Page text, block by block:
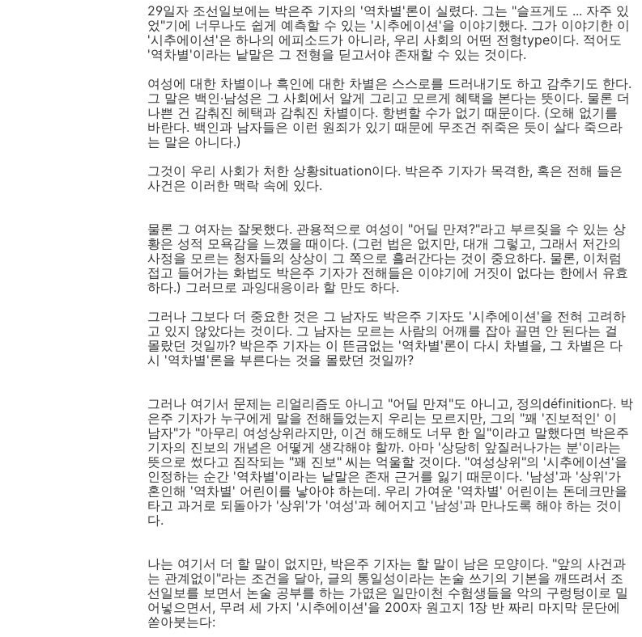
29일자 조선일보에는 박은주 기자의 '역차별'론이 실렸다. 그는 "슬프게도 ... 자주 있
었"기에 너무나도 쉽게 예측할 수 있는 '시추에이션'을 이야기했다. 그가 이야기한 이
'시추에이션'은 하나의 에피소드가 아니라, 우리 사회의 어떤 전형type이다. 적어도
'역차별'이라는 낱말은 그 전형을 딛고서야 존재할 수 있는 것이다.
여성에 대한 차별이나 흑인에 대한 차별은 스스로를 드러내기도 하고 감추기도 한다.
그 말은 백인·남성은 그 사회에서 알게 그리고 모르게 혜택을 본다는 뜻이다. 물론 더
나쁜 건 감춰진 헤택과 감춰진 차별이다. 항변할 수가 없기 때문이다. (오해 없기를
바란다. 백인과 남자들은 이런 원죄가 있기 때문에 무조건 쥐죽은 듯이 살다 죽으라
는 말은 아니다.)
그것이 우리 사회가 처한 상황situation이다. 박은주 기자가 목격한, 혹은 전해 들은
사건은 이러한 맥락 속에 있다.
물론 그 여자는 잘못했다. 관용적으로 여성이 "어딜 만져?"라고 부르짖을 수 있는 상
황은 성적 모욕감을 느꼈을 때이다. (그런 법은 없지만, 대개 그렇고, 그래서 저간의
사정을 모르는 청자들의 상상이 그 쪽으로 흘러간다는 것이 중요하다. 물론, 이처럼
접고 들어가는 화법도 박은주 기자가 전해들은 이야기에 거짓이 없다는 한에서 유효
하다.) 그러므로 과잉대응이라 할 만도 하다.
그러나 그보다 더 중요한 것은 그 남자도 박은주 기자도 '시추에이션'을 전혀 고려하
고 있지 않았다는 것이다. 그 남자는 모르는 사람의 어깨를 잡아 끌면 안 된다는 걸
몰랐던 것일까? 박은주 기자는 이 뜬금없는 '역차별'론이 다시 차별을, 그 차별은 다
시 '역차별'론을 부른다는 것을 몰랐던 것일까?
그러나 여기서 문제는 리얼리즘도 아니고 "어딜 만져"도 아니고, 정의définition다. 박
은주 기자가 누구에게 말을 전해들었는지 우리는 모르지만, 그의 "꽤 '진보적인' 이
남자"가 "아무리 여성상위라지만, 이건 해도해도 너무 한 일"이라고 말했다면 박은주
기자의 진보의 개념은 어떻게 생각해야 할까. 아마 '상당히 앞질러나가는 분'이라는
뜻으로 썼다고 짐작되는 "꽤 진보" 씨는 억울할 것이다. "여성상위"의 '시추에이션'을
인정하는 순간 '역차별'이라는 낱말은 존재 근거를 잃기 때문이다. '남성'과 '상위'가
혼인해 '역차별' 어린이를 낳아야 하는데. 우리 가여운 '역차별' 어린이는 돈데크만을
타고 과거로 되돌아가 '상위'가 '여성'과 헤어지고 '남성'과 만나도록 해야 하는 것이
다.
나는 여기서 더 할 말이 없지만, 박은주 기자는 할 말이 남은 모양이다. "앞의 사건과
는 관계없이"라는 조건을 달아, 글의 통일성이라는 논술 쓰기의 기본을 깨뜨려서 조
선일보를 보면서 논술 공부를 하는 가엾은 일만이천 수험생들을 악의 구렁텅이로 밀
어넣으면서, 무려 세 가지 '시추에이션'을 200자 원고지 1장 반 짜리 마지막 문단에
쏟아붓는다: